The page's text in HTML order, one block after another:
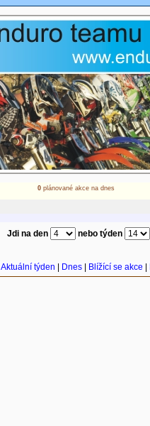
0 plánované akce na dnes
Jdi na den nebo týden
Aktuální týden Dnes| Blížící se akce